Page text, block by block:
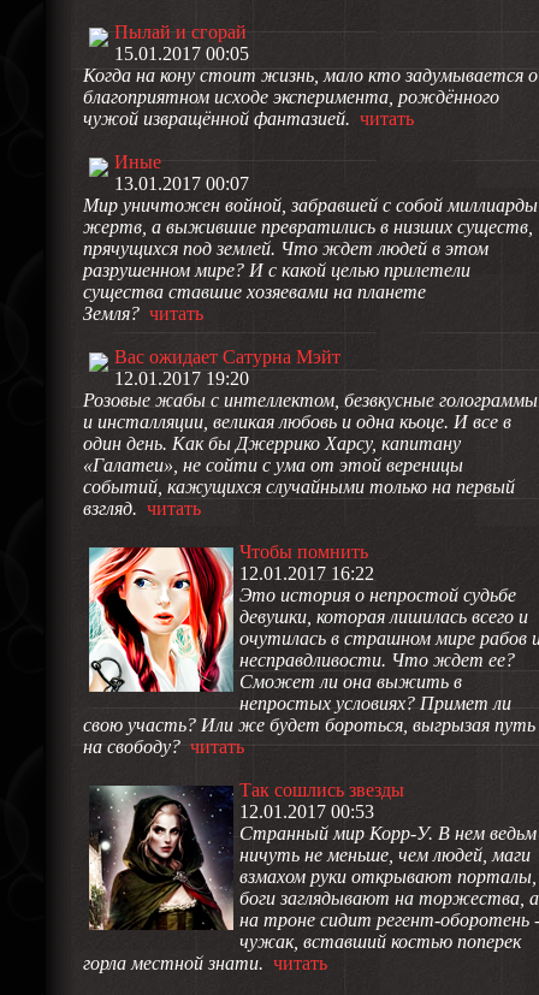
Пылай и сгорай
15.01.2017 00:05
Когда на кону стоит жизнь, мало кто задумывается о
благоприятном исходе эксперимента, рождённого
чужой извращённой фантазией. читать
Иные
13.01.2017 00:07
Мир уничтожен войной, забравшей с собой миллиарды
жертв, а выжившие превратились в низших существ,
прячущихся под землей. Что ждет людей в этом
разрушенном мире? И с какой целью прилетели
существа ставшие хозяевами на планете
Земля? читать
Вас ожидает Сатурна Мэйт
12.01.2017 19:20
Розовые жабы с интеллектом, безвкусные голограммы
и инсталляции, великая любовь и одна кьоце. И все в
один день. Как бы Джеррико Харсу, капитану
«Галатеи», не сойти с ума от этой вереницы
событий, кажущихся случайными только на первый
взгляд. читать
Чтобы помнить
12.01.2017 16:22
Это история о непростой судьбе
девушки, которая лишилась всего и
очутилась в страшном мире рабов
несправдливости. Что ждет ее?
Сможет ли она выжить в
непростых условиях? Примет ли
свою участь? Или же будет бороться, выгрызая путь
на свободу? читать
Так сошлись звезды
12.01.2017 00:53
Странный мир Корр-У. В нем ведьм
ничуть не меньше, чем людей, маги
взмахом руки открывают порталы,
боги заглядывают на торжества, а
на троне сидит регент-оборотень -
чужак, вставший костью поперек
горла местной знати. читать